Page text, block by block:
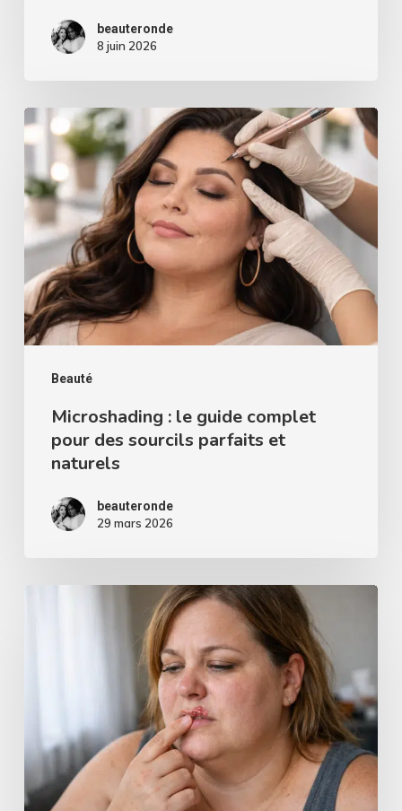
beauteronde
8 juin 2026
Beauté
Microshading
:
le
guide
complet
pour
des
sourcils
parfaits
naturelsMicroshading : le guide complet
pour des sourcils parfaits et
naturels
beauteronde
29 mars 2026
rapidement
?